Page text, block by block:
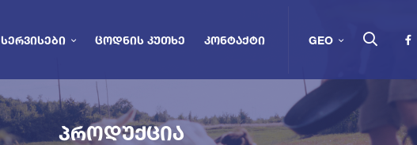
ᲡᲔᲠᲕᲘᲡᲔᲑᲘ ᲪᲝᲓᲜᲘᲡ ᲙᲣᲗᲮᲔ ᲙᲝᲜᲢᲐᲥᲢᲘ GEO
ᲞᲠᲝᲓᲣᲥᲪᲘᲐ